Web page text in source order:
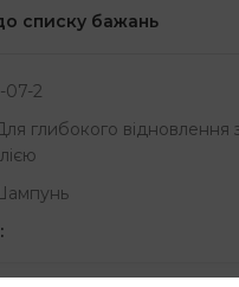
списку бажань
07-2
глибокого відновлення